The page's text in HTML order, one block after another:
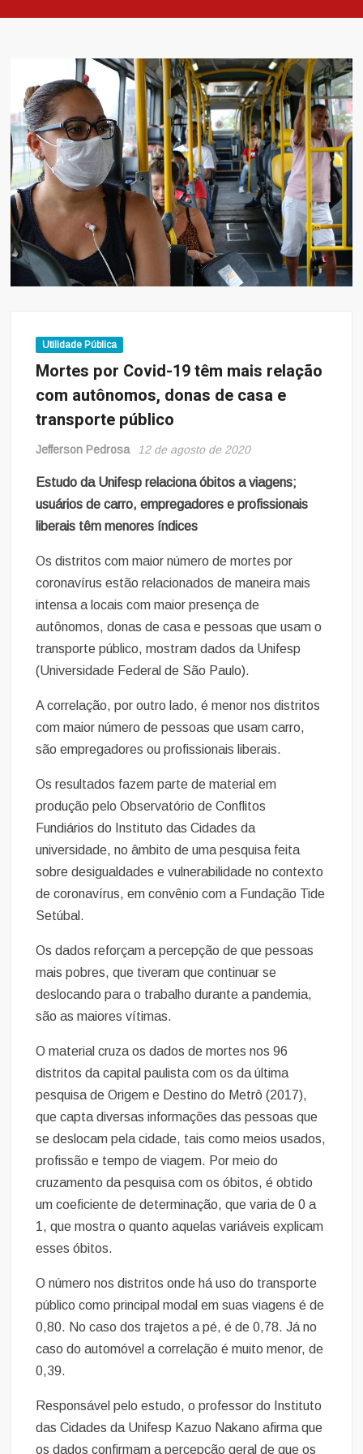
Utilidade Pública
Mortes por Covid-19 têm mais relação
com autônomos, donas de casa e
transporte público
Jefferson Pedrosa 12 de agosto de 2020
Estudo da Unifesp relaciona óbitos a viagens;
usuários de carro, empregadores e profissionais
liberais têm menores índices
Os distritos com maior número de mortes por
coronavírus estão relacionados de maneira mais
intensa a locais com maior presença de
autônomos, donas de casa e pessoas que usam o
transporte público, mostram dados da Unifesp
(Universidade Federal de São Paulo).
A correlação, por outro lado, é menor nos distritos
com maior número de pessoas que usam carro,
são empregadores ou profissionais liberais.
Os resultados fazem parte de material em
produção pelo Observatório de Conflitos
Fundiários do Instituto das Cidades da
universidade, no âmbito de uma pesquisa feita
sobre desigualdades e vulnerabilidade no contexto
de coronavírus, em convênio com a Fundação Tide
Setúbal.
Os dados reforçam a percepção de que pessoas
mais pobres, que tiveram que continuar se
deslocando para o trabalho durante a pandemia,
são as maiores vítimas.
O material cruza os dados de mortes nos 96
distritos da capital paulista com os da última
pesquisa de Origem e Destino do Metrô (2017),
que capta diversas informações das pessoas que
se deslocam pela cidade, tais como meios usados,
profissão e tempo de viagem. Por meio do
cruzamento da pesquisa com os óbitos, é obtido
um coeficiente de determinação, que varia de 0 a
1, que mostra o quanto aquelas variáveis explicam
esses óbitos.
O número nos distritos onde há uso do transporte
público como principal modal em suas viagens é de
0,80. No caso dos trajetos a pé, é de 0,78. Já no
caso do automóvel a correlação é muito menor, de
0,39.
Responsável pelo estudo, o professor do Instituto
das Cidades da Unifesp Kazuo Nakano afirma que
os dados confirmam a percepção geral de que os